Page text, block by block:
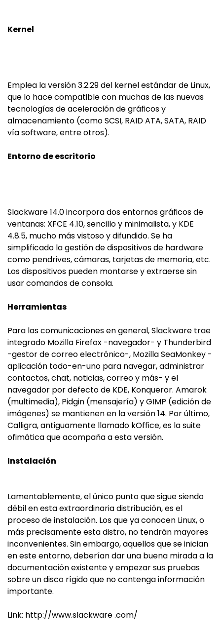
Kernel
Emplea la versión 3.2.29 del kernel estándar de Linux,
que lo hace compatible con muchas de las nuevas
tecnologías de aceleración de gráficos y
almacenamiento (como SCSI, RAID ATA, SATA, RAID
vía software, entre otros).
Entorno de escritorio
Slackware 14.0 incorpora dos entornos gráficos de
ventanas: XFCE 4.10, sencillo y minimalista, y KDE
4.8.5, mucho más vistoso y difundido. Se ha
simplificado la gestión de dispositivos de hardware
como pendrives, cámaras, tarjetas de memoria, etc.
Los dispositivos pueden montarse y extraerse sin
usar comandos de consola.
Herramientas
Para las comunicaciones en general, Slackware trae
integrado Mozilla Firefox -navegador- y Thunderbird
-gestor de correo electrónico-, Mozilla SeaMonkey -
aplicación todo-en-uno para navegar, administrar
contactos, chat, noticias, correo y más- y el
navegador por defecto de KDE, Konqueror. Amarok
(multimedia), Pidgin (mensajería) y GIMP (edición de
imágenes) se mantienen en la versión 14. Por último,
Calligra, antiguamente llamado kOffice, es la suite
ofimática que acompaña a esta versión.
Instalación
Lamentablemente, el único punto que sigue siendo
débil en esta extraordinaria distribución, es el
proceso de instalación. Los que ya conocen Linux, o
más precisamente esta distro, no tendrán mayores
inconvenientes. Sin embargo, aquellos que se inician
en este entorno, deberían dar una buena mirada a la
documentación existente y empezar sus pruebas
sobre un disco rígido que no contenga información
importante.
Link: http://www.slackware .com/